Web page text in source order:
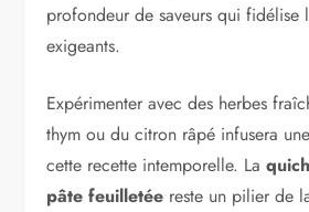
profondeur de saveurs qui fidélise
exigeants.
Expérimenter avec des herbes
thym ou du citron râpé infusera
cette recette intemporelle. La
pâte feuilletée reste un pilier de